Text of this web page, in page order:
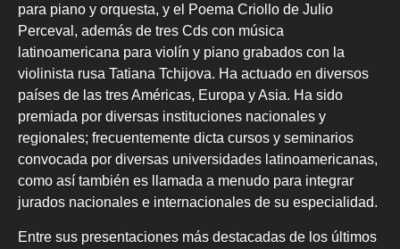
para piano y orquesta, y el Poema Criollo de Julio
Perceval, además de tres Cds con música
latinoamericana para violín y piano grabados con la
violinista rusa Tatiana Tchijova. Ha actuado en diversos
países de las tres Américas, Europa y Asia. Ha sido
premiada por diversas instituciones nacionales y
regionales; frecuentemente dicta cursos y seminarios
convocada por diversas universidades latinoamericanas,
como así también es llamada a menudo para integrar
jurados nacionales e internacionales de su especialidad.
Entre sus presentaciones más destacadas de los últimos